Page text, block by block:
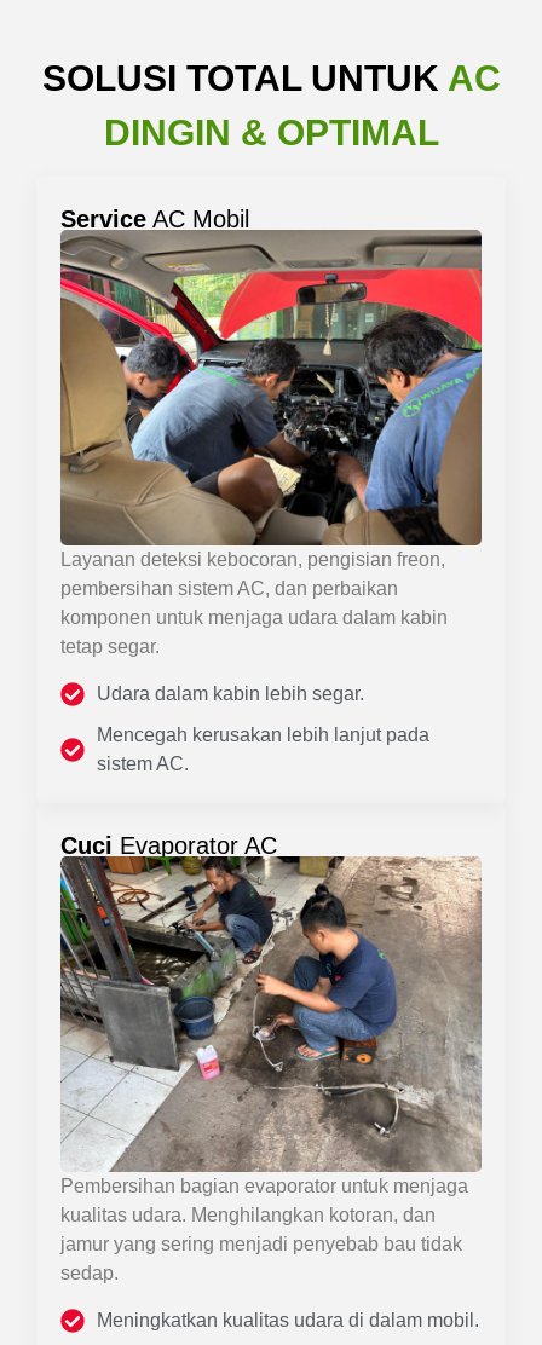
SOLUSI TOTAL UNTUK AC
DINGIN & OPTIMAL
Service AC Mobil
Layanan deteksi kebocoran, pengisian freon,
pembersihan sistem AC, dan perbaikan
komponen untuk menjaga udara dalam kabin
tetap segar.
Udara dalam kabin lebih segar.
Mencegah kerusakan lebih lanjut pada
sistem AC.
Cuci Evaporator AC
Pembersihan bagian evaporator untuk menjaga
kualitas udara. Menghilangkan kotoran, dan
jamur yang sering menjadi penyebab bau tidak
sedap.
Meningkatkan kualitas udara di dalam mobil.